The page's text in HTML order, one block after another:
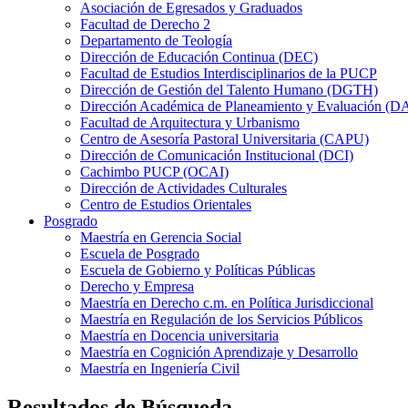
Asociación de Egresados y Graduados
Facultad de Derecho 2
Departamento de Teología
Dirección de Educación Continua (DEC)
Facultad de Estudios Interdisciplinarios de la PUCP
Dirección de Gestión del Talento Humano (DGTH)
Dirección Académica de Planeamiento y Evaluación
Facultad de Arquitectura y Urbanismo
Centro de Asesoría Pastoral Universitaria (CAPU)
Dirección de Comunicación Institucional (DCI)
Cachimbo PUCP (OCAI)
Dirección de Actividades Culturales
Centro de Estudios Orientales
Posgrado
Maestría en Gerencia Social
Escuela de Posgrado
Escuela de Gobierno y Políticas Públicas
Derecho y Empresa
Maestría en Derecho c.m. en Política Jurisdiccional
Maestría en Regulación de los Servicios Públicos
Maestría en Docencia universitaria
Maestría en Cognición Aprendizaje y Desarrollo
Maestría en Ingeniería Civil